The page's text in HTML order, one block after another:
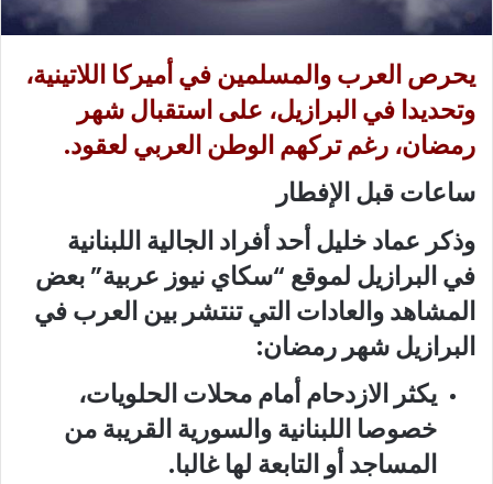
ن
ا
يحرص العرب والمسلمين في أميركا اللاتينية،
وتحديدا في البرازيل، على استقبال شهر
رمضان، رغم تركهم الوطن العربي لعقود.
ساعات قبل الإفطار
وذكر عماد خليل أحد أفراد الجالية اللبنانية
في البرازيل لموقع “سكاي نيوز عربية” بعض
المشاهد والعادات التي تنتشر بين العرب في
البرازيل شهر رمضان:
يكثر الازدحام أمام محلات الحلويات،
خصوصا اللبنانية والسورية القريبة من
المساجد أو التابعة لها غالبا.